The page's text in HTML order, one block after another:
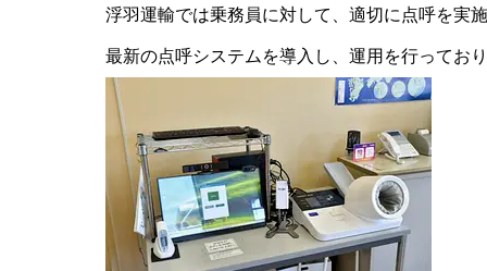
浮羽運輸では乗務員に対して、適切に点呼を実施
最新の点呼システムを導入し、運用を行っており